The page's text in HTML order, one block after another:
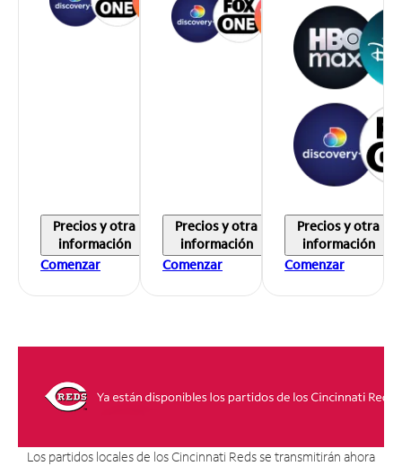
Precios y otra
información
Comenzar
Precios y otra
información
Comenzar
Precios y otra
información
Comenzar
Los partidos locales de los Cincinnati Reds se transmitirán ahora